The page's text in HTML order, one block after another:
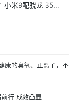
855+全球最强拍照配置！
康的臭氧、正离子，不
行 成效凸显